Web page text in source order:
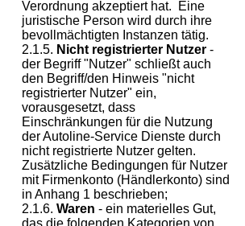
Verordnung akzeptiert hat. Eine
juristische Person wird durch ihre
bevollmächtigten Instanzen tätig.
Nicht registrierter Nutzer -
der Begriff "Nutzer" schließt auch
den Begriff/den Hinweis "nicht
registrierter Nutzer" ein,
vorausgesetzt, dass
Einschränkungen für die Nutzung
der Autoline-Service Dienste durch
nicht registrierte Nutzer gelten.
Zusätzliche Bedingungen für Nutzer
mit Firmenkonto (Händlerkonto) sind
in Anhang 1 beschrieben;
Waren - ein materielles Gut,
das die folgenden Kategorien von